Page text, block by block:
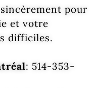
pour
et votre
difficiles.
: 514-353-